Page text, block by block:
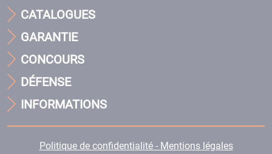
CATALOGUES
GARANTIE
CONCOURS
DÉFENSE
INFORMATIONS
Politique de confidentialité - Mentions légales